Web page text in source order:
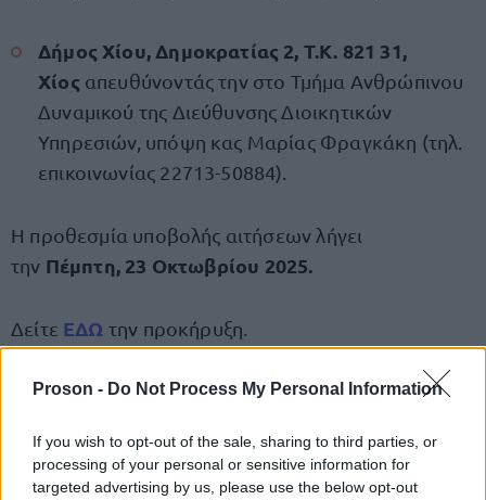
Proson - Do Not Process My Personal Information
If you wish to opt-out of the sale, sharing to third parties, or
processing of your personal or sensitive information for
targeted advertising by us, please use the below opt-out
Δήμος Χίου, Δημοκρατίας 2, Τ.Κ. 821 31,
Χίος απευθύνοντάς την στο Τμήμα Ανθρώπινου
Δυναμικού της Διεύθυνσης Διοικητικών
Υπηρεσιών, υπόψη κας Μαρίας Φραγκάκη (τηλ.
επικοινωνίας 22713-50884).
Η προθεσμία υποβολής αιτήσεων λήγει
την Πέμπτη, 23 Οκτωβρίου 2025.
Δείτε ΕΔΩ την προκήρυξη.
Μείνετε συντονισμένοι στο Proson.gr ώστε να
δήμους.